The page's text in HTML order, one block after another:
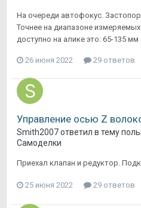
На очереди автофокус.
Точнее на диапазоне
доступно на алике это: 65-135
26 июня 2022 29 ответов
Управление осью Z
Smith2007ответил в тему
Самоделки
Приехал клапан и редуктор.
25 июня 2022 29 ответов